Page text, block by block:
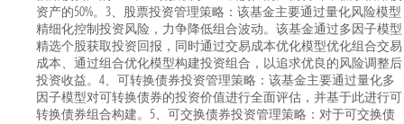
资产的50%。3、股票投资管理策略：该基金主要通过量化风险模型
精细化控制投资风险，力争降低组合波动。该基金通过多因子模型
精选个股获取投资回报，同时通过交易成本优化模型优化组合交易
成本、通过组合优化模型构建投资组合，以追求优良的风险调整后
投资收益。4、可转换债券投资管理策略：该基金主要通过量化多
因子模型对可转换债券的投资价值进行全面评估，并基于此进行可
转换债券组合构建。5、可交换债券投资管理策略：对于可交换债